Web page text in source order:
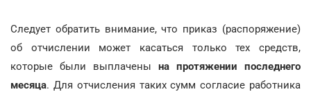
Следует обратить внимание, что приказ (распоряжение)
об отчислении может касаться только тех средств,
которые были выплачены на протяжении последнего
месяца. Для отчисления таких сумм согласие работника